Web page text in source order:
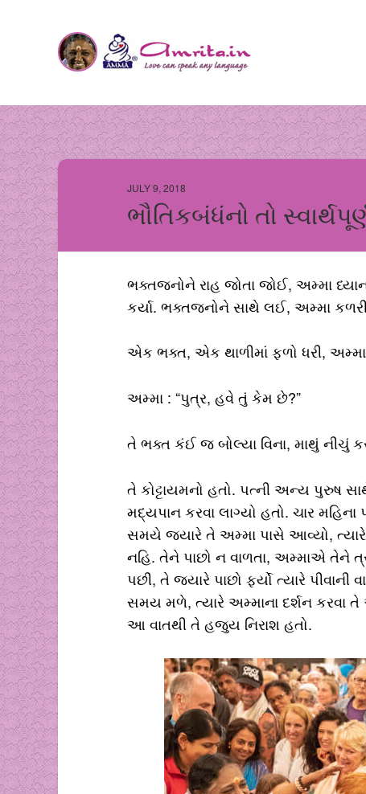
JULY 9, 2018
ભૌતિકબંધંનો તો
ભક્તજનોને રાહ જોતા જોઈ, અમ્મા
કર્યા. ભક્તજનોને સાથે લઈ, અમ્મા
એક ભક્ત, એક થાળીમાં ફળો ધરી,
અમ્મા : “પુત્ર, હવે તું કેમ છે?”
તે ભક્ત કંઈ જ બોલ્યા વિના, માથું નીચું
તે કોટ્ટાયમનો હતો. પત્ની અન્ય પુરુષ
મદ્યપાન કરવા લાગ્યો હતો. ચાર
સમયે જ્યારે તે અમ્મા પાસે આવ્યો,
નહિ. તેને પાછો ન વાળતા, અમ્માએ તેને
પછી, તે જ્યારે પાછો ફર્યો ત્યારે
સમય મળે, ત્યારે અમ્માના દર્શન કરવા
આ વાતથી તે હજુય નિરાશ હતો.